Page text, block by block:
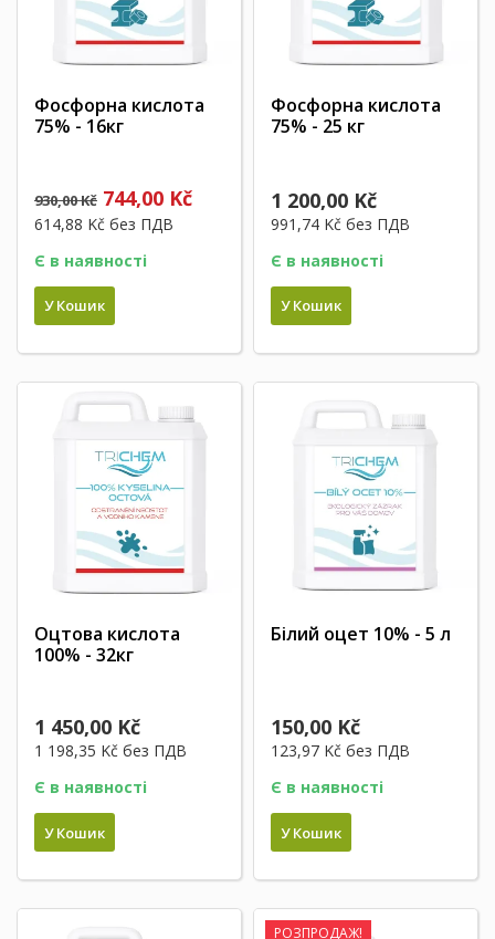
Фосфорна кислота
75% - 16кг
930,00 Kč 744,00 Kč
614,88 Kč без ПДВ
Є в наявності
У Кошик
Фосфорна кислота
75% - 25 кг
1 200,00 Kč
991,74 Kč без ПДВ
Є в наявності
У Кошик
Оцтова кислота
100% - 32кг
1 450,00 Kč
1 198,35 Kč без ПДВ
Є в наявності
У Кошик
Білий оцет 10% - 5 л
150,00 Kč
123,97 Kč без ПДВ
Є в наявності
У Кошик
РОЗПРОДАЖ!